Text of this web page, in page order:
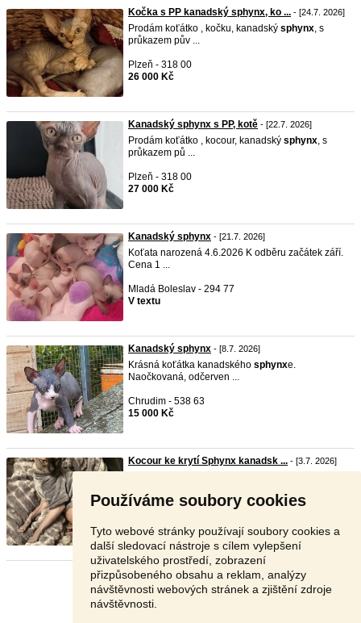
Používáme soubory cookies
Tyto webové stránky používají soubory cookies a
další sledovací nástroje s cílem vylepšení
uživatelského prostředí, zobrazení
přizpůsobeného obsahu a reklam, analýzy
návštěvnosti webových stránek a zjištění zdroje
návštěvnosti.
Kočka s PP kanadský sphynx, ko ... - [24.7. 2026]
Prodám koťátko , kočku, kanadský sphynx, s
průkazem pův ...
Plzeň - 318 00
26 000 Kč
Kanadský sphynx s PP, kotě - [22.7. 2026]
Prodám koťátko , kocour, kanadský sphynx, s
průkazem pů ...
Plzeň - 318 00
27 000 Kč
Kanadský sphynx - [21.7. 2026]
Koťata narozená 4.6.2026 K odběru začátek září.
Cena 1 ...
Mladá Boleslav - 294 77
V textu
Kanadský sphynx - [8.7. 2026]
Krásná koťátka kanadského sphynxe.
Naočkovaná, odčerven ...
Chrudim - 538 63
15 000 Kč
Kocour ke krytí Sphynx kanadsk ... - [3.7. 2026]
4 000 Kč
Stránka: 1 2 Další